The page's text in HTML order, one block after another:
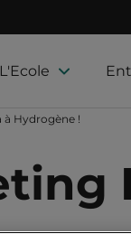
L'Ecole
à Hydrogène !